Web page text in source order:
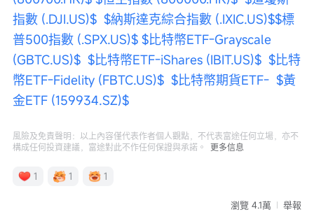
指數 (.DJI.US)$ $納斯達克綜合指數 (.IXIC.US)$$標
普500指數 (.SPX.US)$ $比特幣ETF-Grayscale
(GBTC.US)$ $比特幣ETF-iShares (IBIT.US)$ $比特
幣ETF-Fidelity (FBTC.US)$ $比特幣期貨ETF- $黃
金ETF (159934.SZ)$
風險及免責聲明：以上內容僅代表作者個人觀點，不代表富途任何立場，亦不
構成任何投資建議，富途對此不作任何保證與承諾。
更多信息
1 1 1
瀏覽 4.1萬 舉報